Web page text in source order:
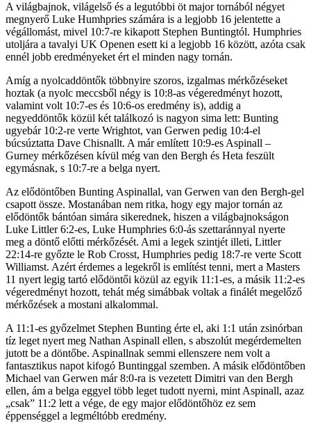
A világbajnok, világelső és a legutóbbi öt major tornából négyet
megnyerő Luke Humhpries számára is a legjobb 16 jelentette a
végállomást, mivel 10:7-re kikapott Stephen Buntingtól. Humphries
utoljára a tavalyi UK Openen esett ki a legjobb 16 között, azóta csak
ennél jobb eredményeket ért el minden nagy tornán.
Amíg a nyolcaddöntők többnyire szoros, izgalmas mérkőzéseket
hoztak (a nyolc meccsből négy is 10:8-as végeredményt hozott,
valamint volt 10:7-es és 10:6-os eredmény is), addig a
negyeddöntők közül két találkozó is nagyon sima lett: Bunting
ugyebár 10:2-re verte Wrightot, van Gerwen pedig 10:4-el
búcsúztatta Dave Chisnallt. A már említett 10:9-es Aspinall –
Gurney mérkőzésen kívül még van den Bergh és Heta feszült
egymásnak, s 10:7-re a belga nyert.
Az elődöntőben Bunting Aspinallal, van Gerwen van den Bergh-gel
csapott össze. Mostanában nem ritka, hogy egy major tornán az
elődöntők bántóan simára sikerednek, hiszen a világbajnokságon
Luke Littler 6:2-es, Luke Humphries 6:0-ás szettaránnyal nyerte
meg a döntő előtti mérkőzését. Ami a legek szintjét illeti, Littler
22:14-re győzte le Rob Crosst, Humphries pedig 18:7-re verte Scott
Williamst. Azért érdemes a legekről is említést tenni, mert a Masters
11 nyert legig tartó elődöntői közül az egyik 11:1-es, a másik 11:2-es
végeredményt hozott, tehát még simábbak voltak a finálét megelőző
mérkőzések a mostani alkalommal.
A 11:1-es győzelmet Stephen Bunting érte el, aki 1:1 után zsinórban
tíz leget nyert meg Nathan Aspinall ellen, s abszolút megérdemelten
jutott be a döntőbe. Aspinallnak semmi ellenszere nem volt a
fantasztikus napot kifogó Buntinggal szemben. A másik elődöntőben
Michael van Gerwen már 8:0-ra is vezetett Dimitri van den Bergh
ellen, ám a belga eggyel több leget tudott nyerni, mint Aspinall, azaz
„csak” 11:2 lett a vége, de egy major elődöntőhöz ez sem
éppenséggel a legméltóbb eredmény.